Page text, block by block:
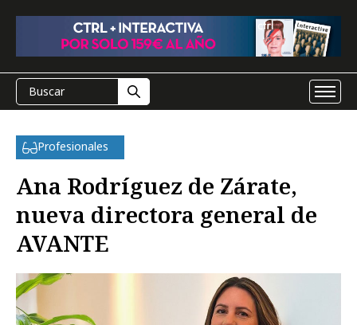
Profesionales
Ana Rodríguez de Zárate,
nueva directora general de
AVANTE